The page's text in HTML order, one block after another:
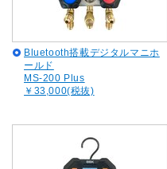
Bluetooth搭載デジタルマニホ
ールド
MS-200 Plus
￥33,000(税抜)